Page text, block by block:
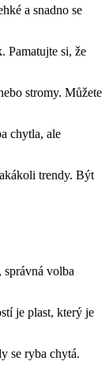
a snadno se
Pamatujte si, že
⁤stromy. Můžete
chytla, ale
trendy. Být
volba
je⁢ plast, který je
se ⁣ryba chytá.